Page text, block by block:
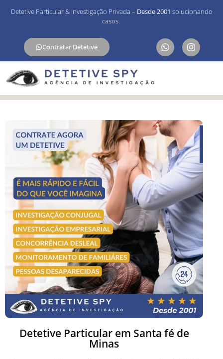
Detetive Particular & Investigação Privada – Desde 2001 solucionando
casos.
Contratar Detetive
Detetive Particular em Santa fé de
Minas